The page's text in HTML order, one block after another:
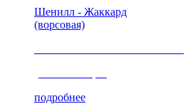
Шенилл - Жаккард
(ворсовая)
подробнее